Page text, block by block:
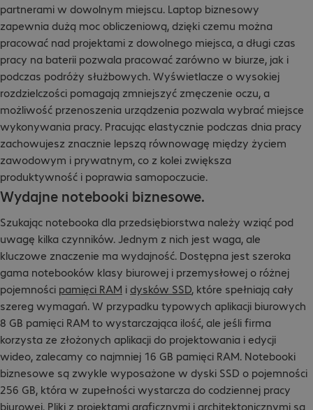
partnerami w dowolnym miejscu. Laptop biznesowy
zapewnia dużą moc obliczeniową, dzięki czemu można
pracować nad projektami z dowolnego miejsca, a długi czas
pracy na baterii pozwala pracować zarówno w biurze, jak i
podczas podróży służbowych. Wyświetlacze o wysokiej
rozdzielczości pomagają zmniejszyć zmęczenie oczu, a
możliwość przenoszenia urządzenia pozwala wybrać miejsce
wykonywania pracy. Pracując elastycznie podczas dnia pracy
zachowujesz znacznie lepszą równowagę między życiem
zawodowym i prywatnym, co z kolei zwiększa
produktywność i poprawia samopoczucie.
Wydajne notebooki biznesowe.
Szukając notebooka dla przedsiębiorstwa należy wziąć pod
uwagę kilka czynników. Jednym z nich jest waga, ale
kluczowe znaczenie ma wydajność. Dostępna jest szeroka
gama notebooków klasy biurowej i przemysłowej o różnej
pojemności pamięci RAM i dysków SSD, które spełniają cały
szereg wymagań. W przypadku typowych aplikacji biurowych
8 GB pamięci RAM to wystarczająca ilość, ale jeśli firma
korzysta ze złożonych aplikacji do projektowania i edycji
wideo, zalecamy co najmniej 16 GB pamięci RAM. Notebooki
biznesowe są zwykle wyposażone w dyski SSD o pojemności
256 GB, która w zupełności wystarcza do codziennej pracy
biurowej. Pliki z projektami graficznymi i architektonicznymi są